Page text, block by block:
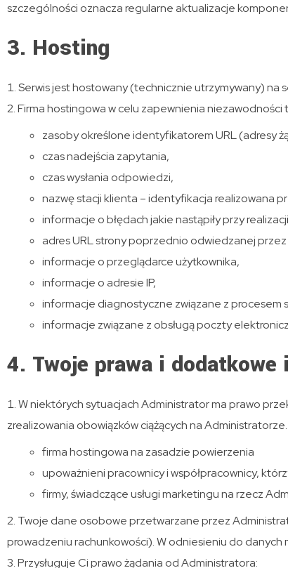
szczególności oznacza regularne aktualizacje
3. Hosting
Serwis jest hostowany (technicznie utrzymywany) na
Firma hostingowa w celu zapewnienia
zasoby określone identyfikatorem URL (adresy
czas nadejścia zapytania,
czas wysłania odpowiedzi,
nazwę stacji klienta – identyfikacja realizowana
informacje o błędach jakie nastąpiły przy
adres URL strony poprzednio odwiedzanej
informacje o przeglądarce użytkownika,
informacje o adresie IP,
informacje diagnostyczne związane z procesem
informacje związane z obsługą poczty
4. Twoje prawa i
W niektórych sytuacjach Administrator ma prawo
zrealizowania obowiązków ciążących na
firma hostingowa na zasadzie powierzenia
upoważnieni pracownicy i współpracownicy,
firmy, świadczące usługi marketingu na rzecz
Twoje dane osobowe przetwarzane przez
prowadzeniu rachunkowości). W odniesieniu do
Przysługuje Ci prawo żądania od Administratora: